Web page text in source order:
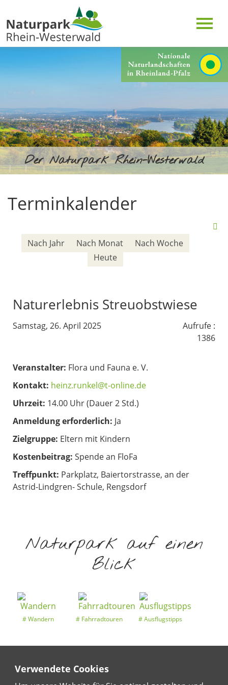
Verwendete Cookies
Der Naturpark Rhein-Westerwald
Terminkalender
Nach Jahr Nach Monat
Nach Woche
Heute
Naturerlebnis Streuobstwiese
Samstag, 26. April 2025 Aufrufe :
1386
Veranstalter: Flora und Fauna e. V.
Kontakt: heinz.runkel@t-online.de
Uhrzeit: 14.00 Uhr (Dauer 2 Std.)
Anmeldung erforderlich: Ja
Zielgruppe: Eltern mit Kindern
Kostenbeitrag: Spende an FloFa
Treffpunkt: Parkplatz, Baiertorstrasse, an der
Astrid-Lindgren- Schule, Rengsdorf
Naturpark auf einen
Blick
Wandern Fahrradtouren Ausflugstipps
Entdeckertouren Ansichten